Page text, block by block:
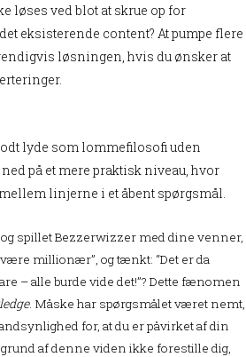
løses ved blot at skrue op for
eksisterende content? At pumpe flere
løsningen, hvis du ønsker at
lyde som lommefilosofi uden
på et mere praktisk niveau, hvor
linjerne i et åbent spørgsmål.
spillet Bezzerwizzer med dine venner,
millionær”, og tænkt: “Det er da
– alle burde vide det!”? Dette fænomen
. Måske har spørgsmålet været nemt,
for, at du er påvirket af din
af denne viden ikke forestille dig,